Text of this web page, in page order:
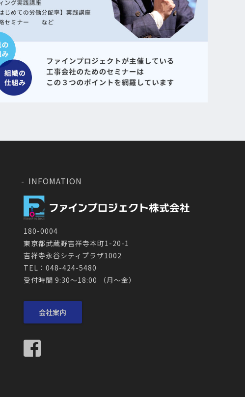
INFOMATION
180-0004
東京都武蔵野吉祥寺本町1-20-1
吉祥寺永谷シティプラザ1002
TEL：048-424-5480
受付時間 9:30～18:00 （月〜金）
会社案内